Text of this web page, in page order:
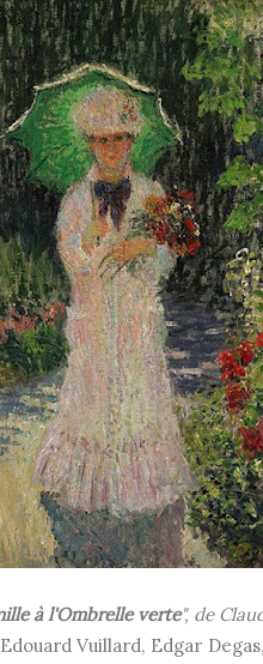
à l'Ombrelle verte", de
Vuillard, Edgar